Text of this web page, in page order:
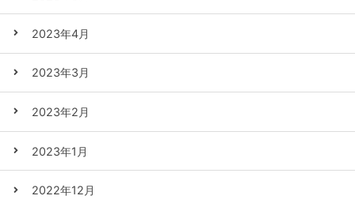
2023年4月
2023年3月
2023年2月
2023年1月
2022年12月